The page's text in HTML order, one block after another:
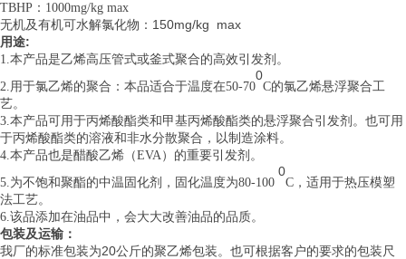
TBHP：1000mg/kg max
无机及有机可水解氯化物： 150mg/kg max
用途:
1.本产品是乙烯高压管式或釜式聚合的高效引发剂。
2.用于氯乙烯的聚合：本品适合于温度在50-70
0
C的氯乙烯悬浮聚合工
艺。
3.本产品可用于丙烯酸酯类和甲基丙烯酸酯类的悬浮聚合引发剂。也可用
于丙烯酸酯类的溶液和非水分散聚合，以制造涂料。
4.本产品也是醋酸乙烯（EVA）的重要引发剂。
5.为不饱和聚酯的中温固化剂，固化温度为80-100
0
C，适用于热压模塑
法工艺。
6.该品添加在油品中，会大大改善油品的品质。
包装及运输：
我厂的标准包装为20公斤的聚乙烯包装。也可根据客户的要求的包装尺